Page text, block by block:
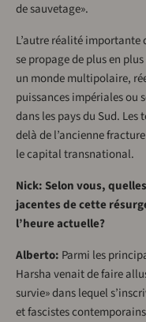
de sauvetage».
L’autre réalité importante
se propage de plus en
un monde multipolaire,
puissances impériales ou
dans les pays du Sud. Les
delà de l’ancienne
le capital transnational.
Nick: Selon vous,
jacentes de cette
l’heure actuelle?
Alberto: Parmi les
Harsha venait de faire
survie» dans lequel
et fascistes